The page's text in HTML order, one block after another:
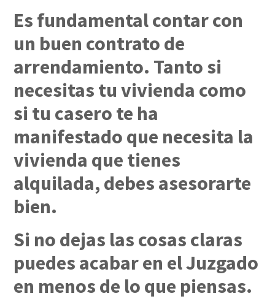
Es fundamental contar con
un buen contrato de
arrendamiento. Tanto si
necesitas tu vivienda como
si tu casero te ha
manifestado que necesita la
vivienda que tienes
alquilada, debes asesorarte
bien.
Si no dejas las cosas claras
puedes acabar en el Juzgado
en menos de lo que piensas.